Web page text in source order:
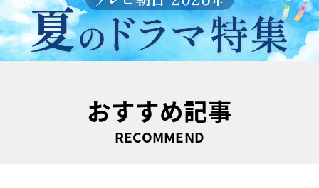
おすすめ記事
RECOMMEND